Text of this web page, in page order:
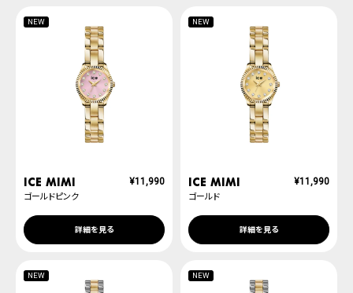
NEW
ICE mimi
ゴールドピンク
¥11,990
詳細を見る
NEW
ICE mimi
ゴールド
¥11,990
詳細を見る
NEW NEW